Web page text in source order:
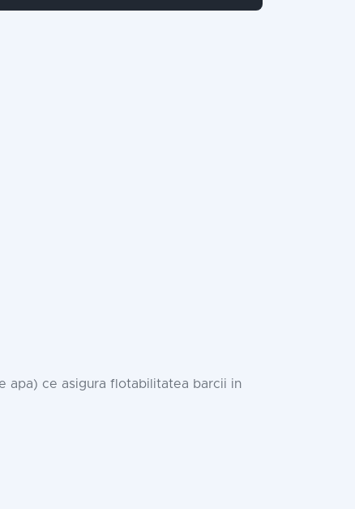
apa) ce asigura flotabilitatea barcii in